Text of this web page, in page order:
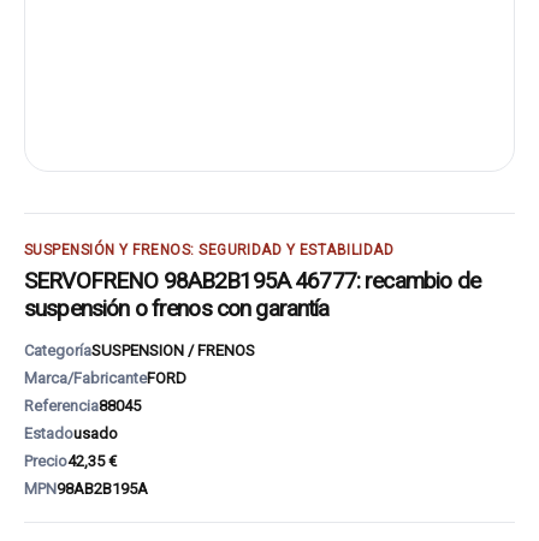
SUSPENSIÓN Y FRENOS: SEGURIDAD Y ESTABILIDAD
SERVOFRENO 98AB2B195A 46777: recambio de
suspensión o frenos con garantía
CategoríaSUSPENSION / FRENOS
Marca/FabricanteFORD
Referencia88045
Estadousado
Precio42,35 €
MPN98AB2B195A